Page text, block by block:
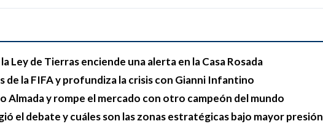
Ley de Tierras enciende una alerta en la Casa Rosada
la FIFA y profundiza la crisis con Gianni Infantino
Almada y rompe el mercado con otro campeón del mundo
el debate y cuáles son las zonas estratégicas bajo mayor presión